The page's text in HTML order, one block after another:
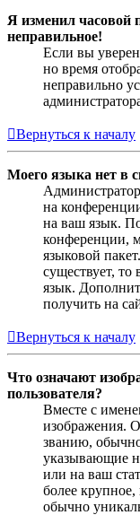
Я изменил часовой
неправильное!
Если вы
но время
неправильно
Вернуться к началу
Моего языка нет в
на
на ваш язык.
конференции,
языковой
существует,
язык.
получить на
Вернуться к началу
Что означают
пользователя?
Вместе с
изображения.
званию,
указывающие
или на ваш
более крупное,
обычно